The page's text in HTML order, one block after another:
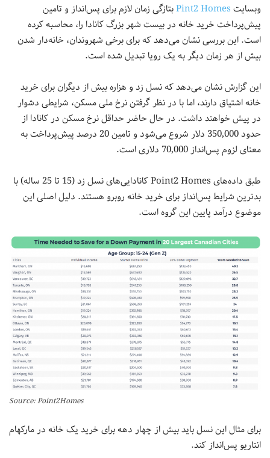
وبسایتPint2 Homesبتازگی زمان لازم برای پس‌انداز و تامین
پیش‌پرداخت خرید خانه در بیست شهر بزرگ کانادا را، محاسبه کرده
است. این بررسی نشان می‌دهد که برای برخی شهروندان، خانه‌دار شدن
بیش از هر زمان دیگر به یک رویا تبدیل شده است.
این گزارش نشان می‌دهد که نسل زد و هزاره بیش از دیگران برای خرید
خانه اشتیاق دارند، اما با در نظر گرفتن نرخ ملی مسکن، شرایطی دشوار
در پیش خواهند داشت. در حال حاضر حداقل نرخ مسکن در کانادا از
حدود 350,000 دلار شروع می‌شود و تامین 20 درصد پیش‌پرداخت به
معنای لزوم پس‌انداز 70,000 دلاری است.
طبق داده‌های Point2 Homes کانادایی‌های نسل زد (15 تا 25 ساله) با
بدترین شرایط پس‌انداز برای خرید خانه روبرو هستند. دلیل اصلی این
موضوع درآمد پایین این گروه است.
Source: Point2Homes
برای مثال این نسل باید بیش از چهار دهه برای خرید یک خانه در مارکهام
انتاریو پس‌انداز کند.